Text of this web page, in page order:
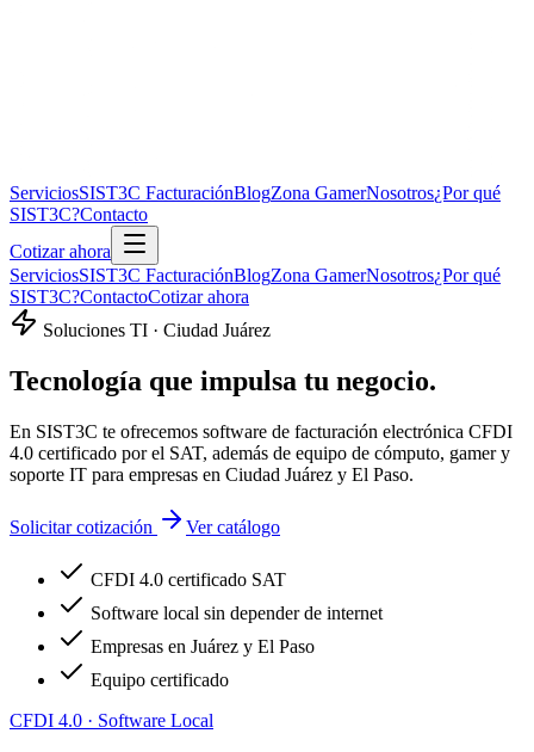
ServiciosSIST3C FacturaciónBlogZona GamerNosotros¿Por qué
SIST3C?Contacto
Cotizar ahora
ServiciosSIST3C FacturaciónBlogZona GamerNosotros¿Por qué
SIST3C?ContactoCotizar ahora
Soluciones TI · Ciudad Juárez
Tecnología que impulsa tu negocio.
En SIST3C te ofrecemos software de facturación electrónica CFDI
4.0 certificado por el SAT, además de equipo de cómputo, gamer y
soporte IT para empresas en Ciudad Juárez y El Paso.
Solicitar cotización Ver catálogo
CFDI 4.0 certificado SAT
Software local sin depender de internet
Empresas en Juárez y El Paso
Equipo certificado
CFDI 4.0 · Software Local